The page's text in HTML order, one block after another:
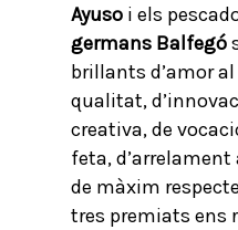
Ayuso i els
germans Balfegó
brillants d’amor
qualitat,
creativa, de
feta,
de màxim
tres premiats ens